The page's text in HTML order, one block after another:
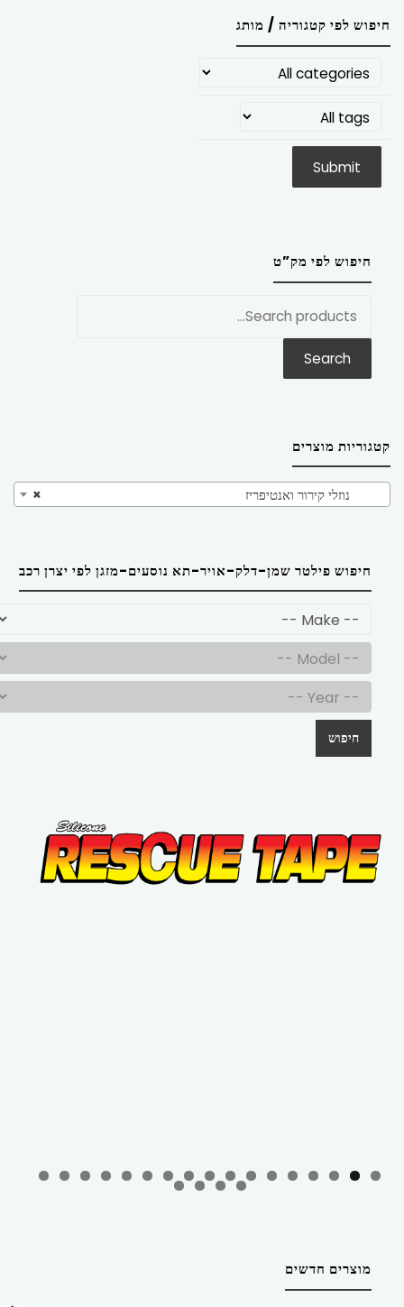
חיפוש לפי קטגוריה / מותג
חיפוש לפי מק”ט
Search
קטגוריות מוצרים
× נוזלי קירור ואנטיפריז
חיפוש פילטר שמן-דלק-אויר-תא נוסעים-מזגן לפי יצרן רכב
חיפוש
מוצרים חדשים